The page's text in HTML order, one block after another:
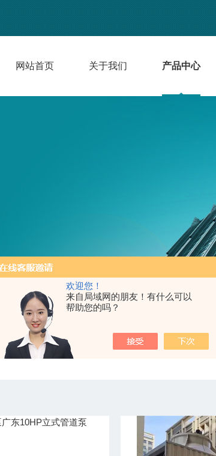
欢迎您！
来自局域网的朋友！有什么可以
帮助您的吗？
网站首页 关于我们 产品中心